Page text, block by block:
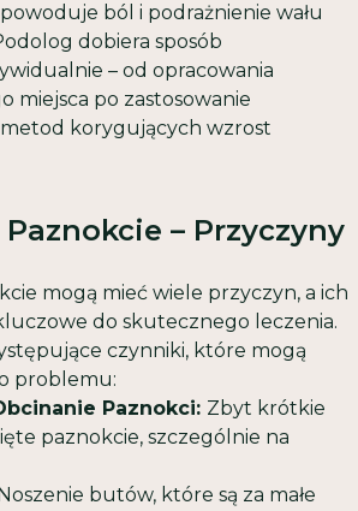
ból i podrażnienie wału
dobiera sposób
– od opracowania
miejsca po zastosowanie
korygujących wzrost
– Przyczyny
mogą mieć wiele przyczyn, a ich
do skutecznego leczenia.
czynniki, które mogą
problemu:
Paznokci: Zbyt krótkie
paznokcie, szczególnie na
butów, które są za małe